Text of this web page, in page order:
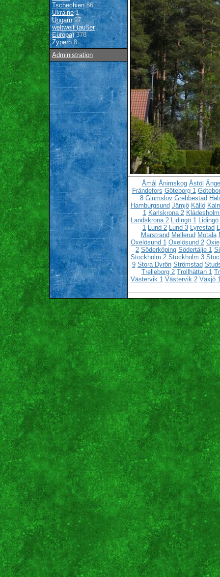
Tschechien 86
Ukraine1
Ungarn97
weltweit (außer
Europa)378
Zypern8
Administration
Åmål Ånimskog Åstöl
Frändefors Göteborg 1
8 Glumslöv Grebbestad
Hamburgsund Jämjö Källö
1 Karlskrona 2
Landskrona 2 Lidingö 1 Lidingö
1 Lund 2 Lund 3 Lyrestad
Marstrand Mellerud Motala
Oxelösund 1 Oxelösund 2 Oxie
2 Söderköping Södertälje 1
Stockholm 2 Stockholm 3
9 Stora Dyrön Strömstad
Trelleborg 2 Trollhättan 1
Västervik 1 Västervik 2 Växjö